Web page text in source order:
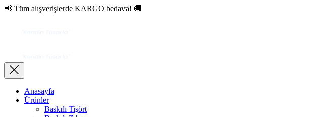
📢 Tüm alışverişlerde KARGO bedava! 🚚
Anasayfa
Ürünler
Baskılı Tişört